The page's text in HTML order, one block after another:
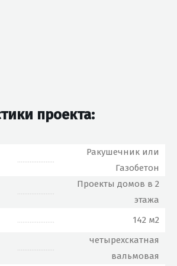
проекта:
.....................
Ракушечник или
Газобетон
Проекты домов в 2
этажа
..................... 142 м2
четырехскатная
вальмовая